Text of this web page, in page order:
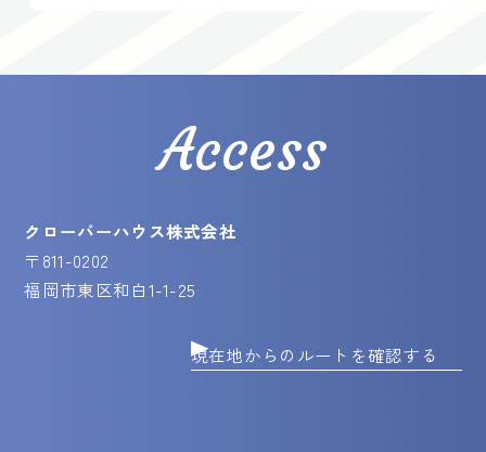
現在地からのルートを確認する
Access
クローバーハウス株式会社
〒811-0202
福岡市東区和白1-1-25